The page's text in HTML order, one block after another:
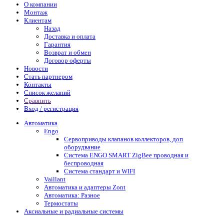
О компании
Монтаж
Клиентам
Назад
Доставка и оплата
Гарантия
Возврат и обмен
Договор оферты
Новости
Стать партнером
Контакты
Список желаний
Сравнить
Вход / регистрация
Автоматика
Engo
Сервоприводы клапанов коллекторов, доп
оборудвание
Система ENGO SMART ZigBee проводная и
беспроводная
Система стандарт и WIFI
Vaillant
Автоматика и адаптеры Zont
Автоматика: Разное
Термостаты
Аксиальные и радиальные системы